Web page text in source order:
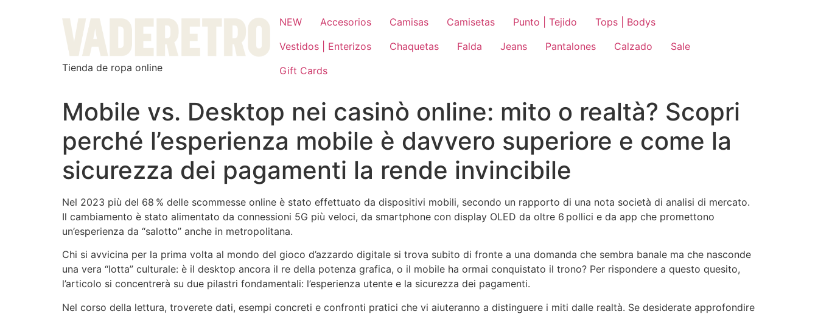
Tienda de ropa online
NEW Accesorios Camisas Camisetas Punto | Tejido
Tops | Bodys
Vestidos | Enterizos
Chaquetas Falda Jeans Pantalones Calzado
Sale
Gift Cards
Mobile vs. Desktop nei casinò online: mito o realtà? Scopri
perché l’esperienza mobile è davvero superiore e come la
sicurezza dei pagamenti la rende invincibile
Nel 2023 più del 68 % delle scommesse online è stato effettuato da dispositivi mobili, secondo un rapporto di una nota società di analisi di mercato.
Il cambiamento è stato alimentato da connessioni 5G più veloci, da smartphone con display OLED da oltre 6 pollici e da app che promettono
un’esperienza da “salotto” anche in metropolitana.
Chi si avvicina per la prima volta al mondo del gioco d’azzardo digitale si trova subito di fronte a una domanda che sembra banale ma che nasconde
una vera “lotta” culturale: è il desktop ancora il re della potenza grafica, o il mobile ha ormai conquistato il trono? Per rispondere a questo quesito,
l’articolo si concentrerà su due pilastri fondamentali: l’esperienza utente e la sicurezza dei pagamenti.
Nel corso della lettura, troverete dati, esempi concreti e confronti pratici che vi aiuteranno a distinguere i miti dalle realtà. Se desiderate approfondire